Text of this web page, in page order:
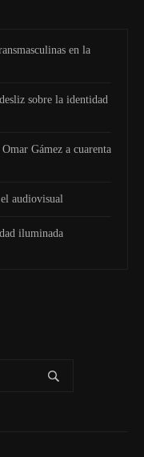
en la
sobre la identidad
Gámez a cuarenta
audiovisual
iluminada